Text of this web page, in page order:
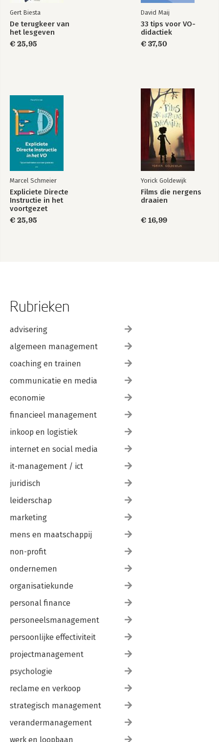
Bijlage II: Voorbeeldvragen oplossingsgerichte communicatie
Bijlage III: Motiverende gespreksvoering vragen en interventies
303
Gert Biesta
De terugkeer van
het lesgeven
€ 25,95
David Maij
33 tips voor VO-
didactiek
€ 37,50
Marcel Schmeier
Expliciete Directe
Instructie in het
voortgezet
onderwijs
€ 25,95
Yorick Goldewijk
Films die nergens
draaien
€ 16,99
Rubrieken
advisering
algemeen management
coaching en trainen
communicatie en media
economie
financieel management
inkoop en logistiek
internet en social media
it-management / ict
juridisch
leiderschap
marketing
mens en maatschappij
non-profit
ondernemen
organisatiekunde
personal finance
personeelsmanagement
persoonlijke effectiviteit
projectmanagement
psychologie
reclame en verkoop
strategisch management
verandermanagement
werk en loopbaan